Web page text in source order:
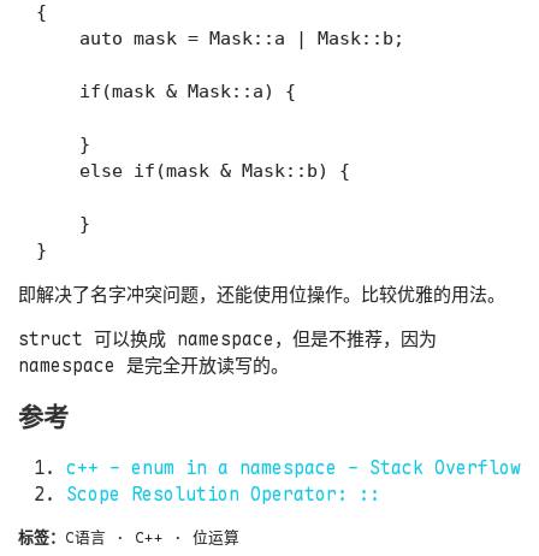
{
    auto mask = Mask::a | Mask::b;
    if(mask & Mask::a) {
    }
    else if(mask & Mask::b) {
    }
即解决了名字冲突问题，还能使用位操作。比较优雅的用法。
struct 可以换成 namespace，但是不推荐，因为
namespace 是完全开放读写的。
参考
c++ - enum in a namespace - Stack Overflow
Scope Resolution Operator: ::
标签： C语言 · C++ · 位运算